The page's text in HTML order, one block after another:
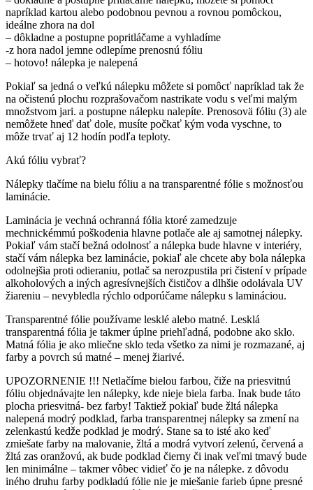
napríklad kartou alebo podobnou pevnou a rovnou pomôckou,
ideálne zhora na dol
– dôkladne a postupne popritláčame a vyhladíme
-z hora nadol jemne odlepíme prenosnú fóliu
– hotovo! nálepka je nalepená
Pokiaľ sa jedná o veľkú nálepku môžete si pomôcť napríklad tak že
na očistenú plochu rozprašovačom nastrikate vodu s veľmi malým
množstvom jari. a postupne nálepku nalepíte. Prenosovä fóliu (3) ale
nemôžete hneď dať dole, musíte počkať kým voda vyschne, to
môže trvať aj 12 hodín podľa teploty.
Akú fóliu vybrať?
Nálepky tlačíme na bielu fóliu a na transparentné fólie s možnosťou
laminácie.
Laminácia je vechná ochranná fólia ktoré zamedzuje
mechnickémmú poškodenia hlavne potlače ale aj samotnej nálepky.
Pokiaľ vám stačí bežná odolnosť a nálepka bude hlavne v interiéry,
stačí vám nálepka bez laminácie, pokiaľ ale chcete aby bola nálepka
odolnejšia proti odieraniu, potlač sa nerozpustila pri čistení v prípade
alkoholových a iných agresívnejších čističov a dlhšie odolávala UV
žiareniu – nevybledla rýchlo odporúčame nálepku s lamináciou.
Transparentné fólie používame lesklé alebo matné. Lesklá
transparentná fólia je takmer úplne priehľadná, podobne ako sklo.
Matná fólia je ako mliečne sklo teda všetko za nimi je rozmazané, aj
farby a povrch sú matné – menej žiarivé.
UPOZORNENIE !!! Netlačíme bielou farbou, čiže na priesvitnú
fóliu objednávajte len nálepky, kde nieje biela farba. Inak bude táto
plocha priesvitná- bez farby! Taktiež pokiaľ bude žltá nálepka
nalepená modrý podklad, farba transparentnej nálepky sa zmení na
zelenkastú kedže podklad je modrý. Stane sa to isté ako keď
zmiešate farby na malovanie, žltá a modrá vytvorí zelenú, červená a
žltá zas oranžovú, ak bude podklad čierny či inak veľmi tmavý bude
len minimálne – takmer vôbec vidieť čo je na nálepke. z dôvodu
iného druhu farby podkladú fólie nie je miešanie farieb úpne presné